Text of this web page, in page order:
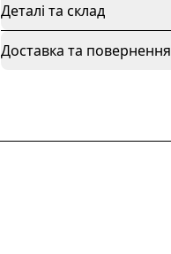
Деталі та склад
Доставка та повернення